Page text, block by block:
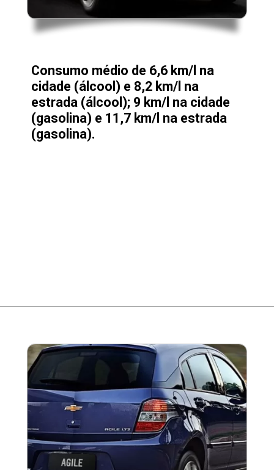
Consumo médio de 6,6 km/l na
cidade (álcool) e 8,2 km/l na
estrada (álcool); 9 km/l na cidade
(gasolina) e 11,7 km/l na estrada
(gasolina).